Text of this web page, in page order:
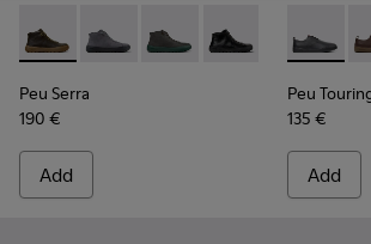
Peu Serra - K300541-004 - Green
Peu Serra - K300541-005
Peu Serra - K300541-003
Peu Serra -
Peu Serra
190 €
Add
Peu
Peu
135 €
Add